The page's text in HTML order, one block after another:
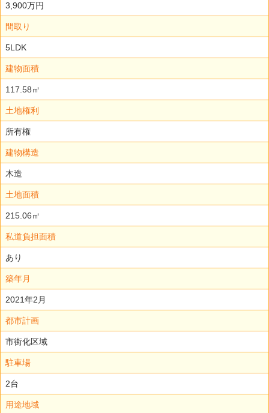
3,900万円
間取り
5LDK
建物面積
117.58㎡
土地権利
所有権
建物構造
木造
土地面積
215.06㎡
私道負担面積
あり
築年月
2021年2月
都市計画
市街化区域
駐車場
2台
用途地域